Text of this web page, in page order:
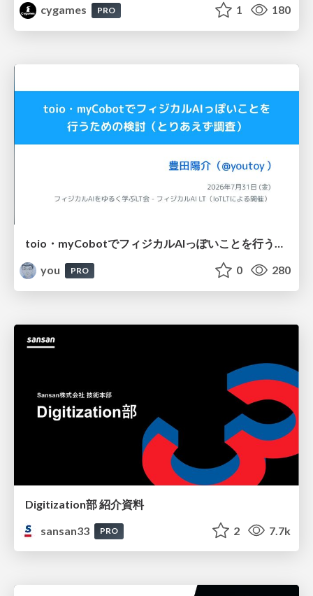
cygames
PRO 1 180
toio・myCobotでフィジカルAIっぽいことを行うための検討（とりあえず調査） / フィジカルAI LT（IoTLTによる開催）
you
PRO 0 280
Digitization部 紹介資料
sansan33
PRO 2 7.7k